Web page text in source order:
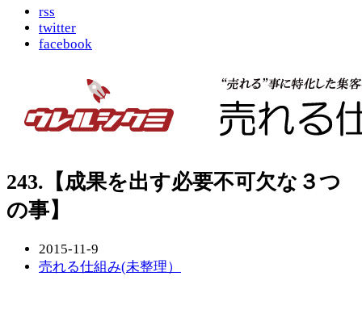
rss
twitter
facebook
243.【成果を出す必要不可欠な３つ
の事】
2015-11-9
売れる仕組み(未整理）